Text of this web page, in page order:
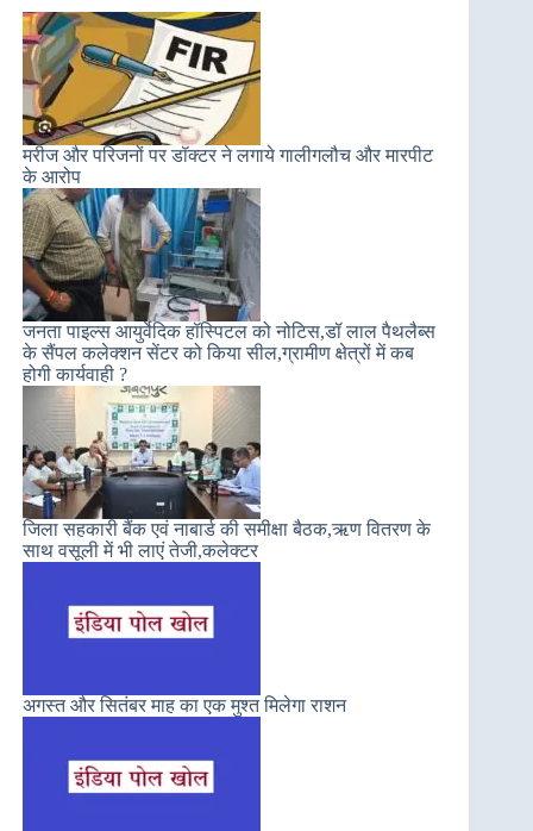
मरीज और परिजनों पर डॉक्टर ने लगाये गालीगलौच और मारपीट
के आरोप
जनता पाइल्स आयुर्वेदिक हॉस्पिटल को नोटिस,डॉ लाल पैथलैब्स
के सैंपल कलेक्शन सेंटर को किया सील,ग्रामीण क्षेत्रों में कब
होगी कार्यवाही ?
जिला सहकारी बैंक एवं नाबार्ड की समीक्षा बैठक,ऋण वितरण के
साथ वसूली में भी लाएं तेजी,कलेक्टर
अगस्त और सितंबर माह का एक मुश्त मिलेगा राशन